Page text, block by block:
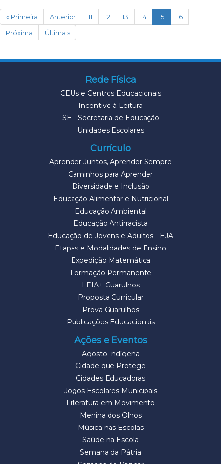
« Primeira Anterior 11 12 13 14 15(current)
16
Próxima
Última »
Rede Física
CEUs e Centros Educacionais
Incentivo à Leitura
SE - Secretaria de Educação
Unidades Escolares
Currículo
Aprender Juntos, Aprender Sempre
Caminhos para Aprender
Diversidade e Inclusão
Educação Alimentar e Nutricional
Educação Ambiental
Educação Antirracista
Educação de Jovens e Adultos - EJA
Etapas e Modalidades de Ensino
Expedição Matemática
Formação Permanente
LEIA+ Guarulhos
Proposta Curricular
Prova Guarulhos
Publicações Educacionais
Ações e Eventos
Agosto Indígena
Cidade que Protege
Cidades Educadoras
Jogos Escolares Municipais
Literatura em Movimento
Menina dos Olhos
Música nas Escolas
Saúde na Escola
Semana da Pátria